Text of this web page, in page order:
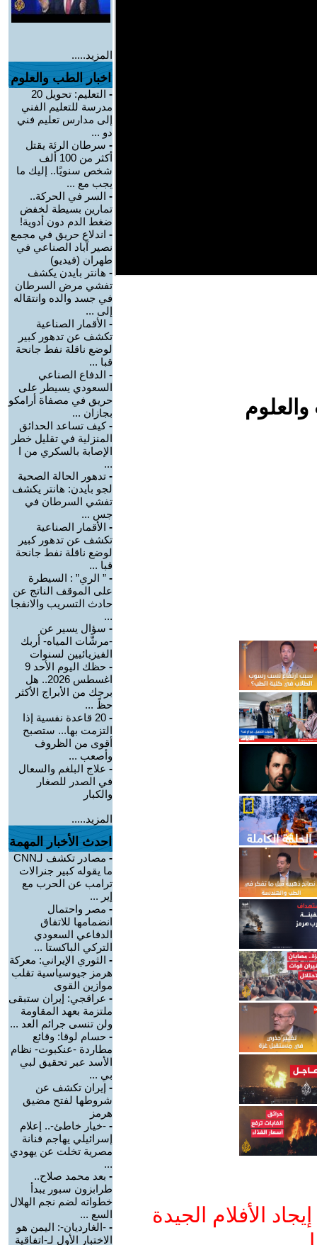
الأفلام الجيدة
المزيد.....
اخبار الطب والعلوم
-
التعليم: تحويل 20
مدرسة للتعليم الفني
إلى مدارس تعليم فني
دو ...
- سرطان الرئة يقتل
أكثر من 100 ألف
شخص سنويًا.. إليك ما
يجب مع ...
- السر في الحركة..
تمارين بسيطة لخفض
ضغط الدم دون أدوية!
- اندلاع حريق في مجمع
نصير آباد الصناعي في
طهران (فيديو)
- هانتر بايدن يكشف
تفشي مرض السرطان
في جسد والده وانتقاله
إلى ...
- الأقمار الصناعية
تكشف عن تدهور كبير
لوضع ناقلة نفط جانحة
قبا ...
- الدفاع الصناعي
السعودي يسيطر على
حريق في مصفاة أرامكو
بجازان ...
-كيف تساعد الحدائق
المنزلية في تقليل خطر
الإصابة بالسكري من ا
...
- تدهور الحالة الصحية
لجو بايدن: هانتر يكشف
تفشي السرطان في
جس ...
- الأقمار الصناعية
تكشف عن تدهور كبير
لوضع ناقلة نفط جانحة
قبا ...
- ” الري” : السيطرة
على الموقف الناتج عن
حادث التسريب والانفجا
...
- سؤال يسير عن
-مرشّات المياه- أربك
الفيزيائيين لسنوات
-
حظك اليوم الأحد 9
اغسطس 2026.. هل
برجك من الأبراج الأكثر
حظً ...
-
20 قاعدة نفسية إذا
التزمت بها... ستصبح
أقوى من الظروف
وأصعب ...
- علاج البلغم والسعال
في الصدر للصغار
والكبار
المزيد.....
احدث الأخبار المهمة
-
مصادر تكشف لـCNN
ما يقوله كبير جنرالات
ترامب عن الحرب مع
إير ...
- مصر واحتمال
انضمامها للاتفاق
الدفاعي السعودي
التركي الباكستا ...
- الثوري الإيراني: معركة
هرمز جيوسياسية تقلب
موازين القوى
- عراقجي: إيران ستبقى
ملتزمة بعهد المقاومة
ولن تنسى جرائم العد ...
- حسام لوقا: وقائع
مطاردة -عنكبوت- نظام
الأسد عبر تحقيق لبي
بي ...
- إيران تكشف عن
شروطها لفتح مضيق
هرمز
- -خيار خاطئ-.. إعلام
إسرائيلي يهاجم فنانة
مصرية تخلت عن يهودي
...
- بعد محمد صلاح..
طرابزون سبور يبدأ
خطواته لضم نجم الهلال
السع ...
- -الغارديان-: اليمن هو
الاختبار الأول لـ-اتفاقية